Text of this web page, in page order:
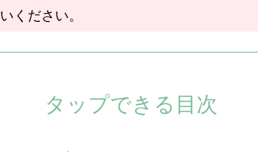
いください。
タップできる目次